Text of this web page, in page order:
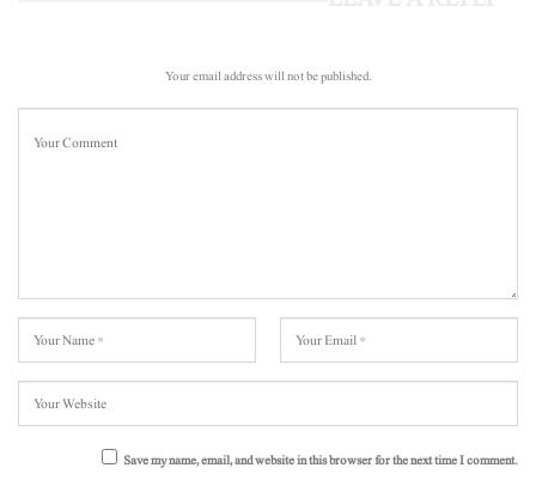
Your email address will not be published.
Save my name, email, and website in this browser for the next time I comment.